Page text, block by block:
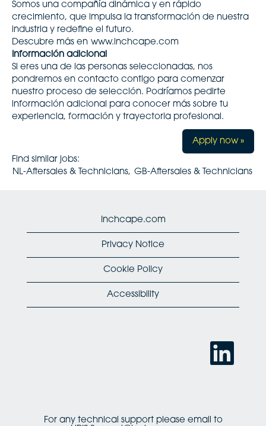
Somos una compañía dinámica y en rápido
crecimiento, que impulsa la transformación de nuestra
industria y redefine el futuro.
Descubre más en www.inchcape.com
Información adicional
Si eres una de las personas seleccionadas, nos
pondremos en contacto contigo para comenzar
nuestro proceso de selección. Podríamos pedirte
información adicional para conocer más sobre tu
experiencia, formación y trayectoria profesional.
Apply now »
Find similar jobs:
NL-Aftersales & Technicians, GB-Aftersales & Technicians
Inchcape.com
Privacy Notice
Cookie Policy
Accessibility
O
n
e
For any technical support please email to